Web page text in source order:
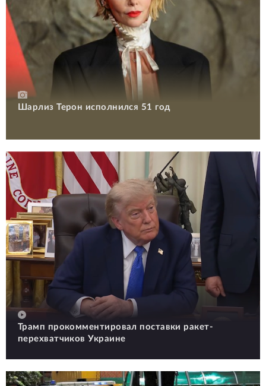
Шарлиз Терон исполнился 51 год
Трамп прокомментировал поставки ракет-
перехватчиков Украине